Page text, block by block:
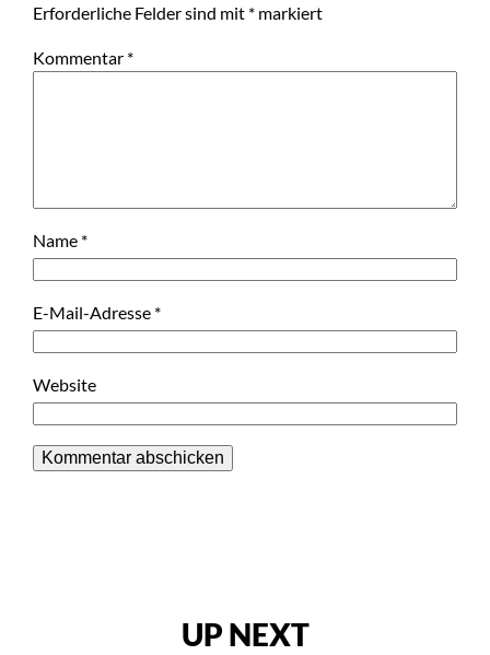
Erforderliche Felder sind mit * markiert
Kommentar *
Name *
E-Mail-Adresse *
Website
UP NEXT